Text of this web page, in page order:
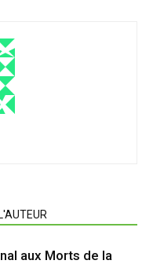
aux Morts de la